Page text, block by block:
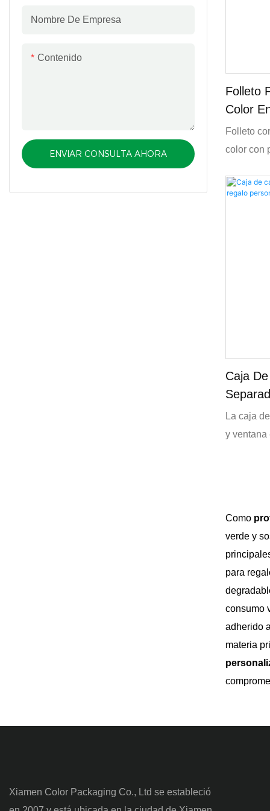
Nombre De Empresa
Contenido
ENVIAR CONSULTA AHORA
Folleto
Color
A4,
Folleto
color con
Caja
La caja
y ventana
añade un
ocasión.
Como
verde y
para
consumo
adherido
materia
Xiamen Color Packaging Co., Ltd se estableció